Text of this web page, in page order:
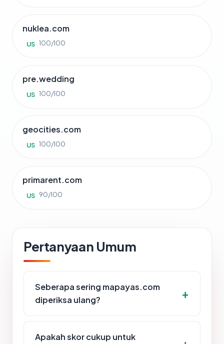
nuklea.com
US 100/100
pre.wedding
US 100/100
geocities.com
US 100/100
primarent.com
US 90/100
Pertanyaan Umum
Seberapa sering mapayas.com
diperiksa ulang?
Apakah skor cukup untuk